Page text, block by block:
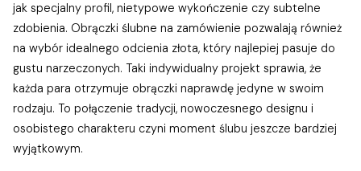
jak specjalny profil, nietypowe wykończenie czy subtelne
zdobienia. Obrączki ślubne na zamówienie pozwalają również
na wybór idealnego odcienia złota, który najlepiej pasuje do
gustu narzeczonych. Taki indywidualny projekt sprawia, że
każda para otrzymuje obrączki naprawdę jedyne w swoim
rodzaju. To połączenie tradycji, nowoczesnego designu i
osobistego charakteru czyni moment ślubu jeszcze bardziej
wyjątkowym.